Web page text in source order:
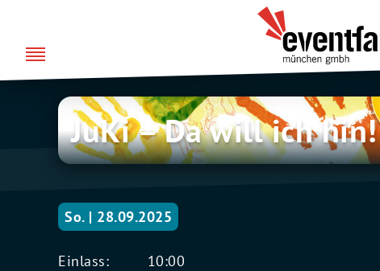
springen
JuKi
Da
hin!
JuKi – Da will ich hin!
So. | 28.09.2025
Einlass:
10:00